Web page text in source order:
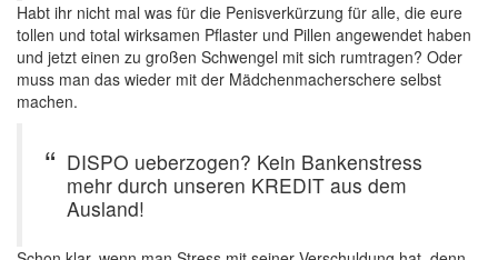
Habt ihr nicht mal was für die Penisverkürzung für alle, die eure
tollen und total wirksamen Pflaster und Pillen angewendet haben
und jetzt einen zu großen Schwengel mit sich rumtragen? Oder
muss man das wieder mit der Mädchenmacherschere selbst
machen.
DISPO ueberzogen? Kein Bankenstress
mehr durch unseren KREDIT aus dem
Ausland!